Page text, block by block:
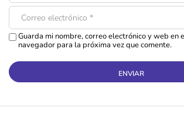
Guarda mi nombre, correo electrónico y web en
navegador para la próxima vez que comente.